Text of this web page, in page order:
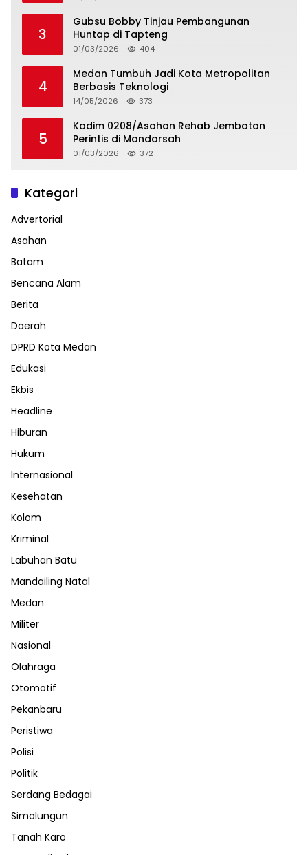
3
Gubsu Bobby Tinjau Pembangunan
Huntap di Tapteng
01/03/2026 404
4
Medan Tumbuh Jadi Kota Metropolitan
Berbasis Teknologi
14/05/2026 373
5
Kodim 0208/Asahan Rehab Jembatan
Perintis di Mandarsah
01/03/2026 372
Kategori
Advertorial
Asahan
Batam
Bencana Alam
Berita
Daerah
DPRD Kota Medan
Edukasi
Ekbis
Headline
Hiburan
Hukum
Internasional
Kesehatan
Kolom
Kriminal
Labuhan Batu
Mandailing Natal
Medan
Militer
Nasional
Olahraga
Otomotif
Pekanbaru
Peristiwa
Polisi
Politik
Serdang Bedagai
Simalungun
Tanah Karo